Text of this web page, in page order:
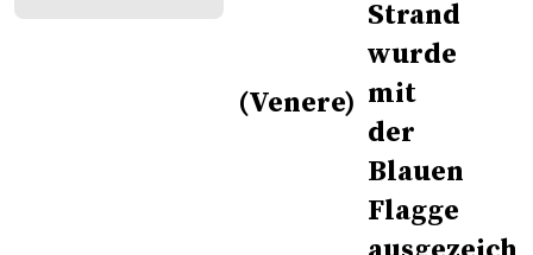
(Venere)